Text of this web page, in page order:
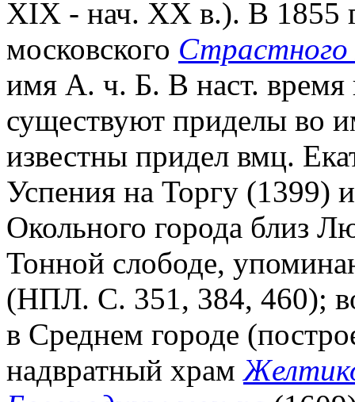
XIX - нач. XX в.). В 1855
московского Страстного
имя А. ч. Б. В наст. время
существуют приделы во
известны придел вмц.
Успения на Торгу (1399)
Окольного города близ
Тонной слободе,
(НПЛ. С. 351, 384, 460);
в Среднем городе
надвратный храм